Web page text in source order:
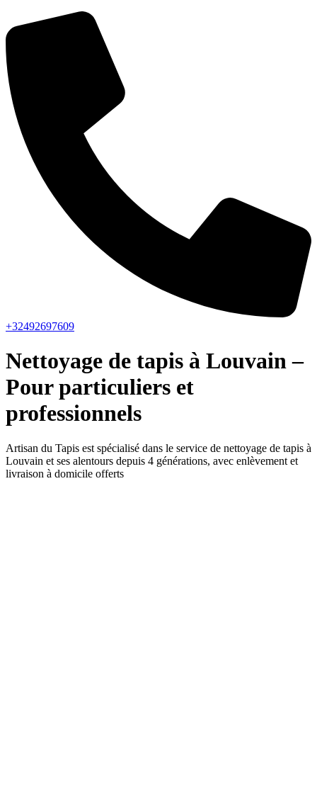
+32492697609
Nettoyage de tapis à Louvain –
Pour particuliers et
professionnels
Artisan du Tapis est spécialisé dans le service de nettoyage de tapis à
Louvain et ses alentours depuis 4 générations, avec enlèvement et
livraison à domicile offerts